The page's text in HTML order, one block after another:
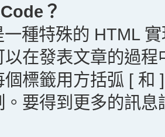
？
一種特殊的 HTML
以在發表文章的過
個標籤用方括弧 [ 和
。要得到更多的訊